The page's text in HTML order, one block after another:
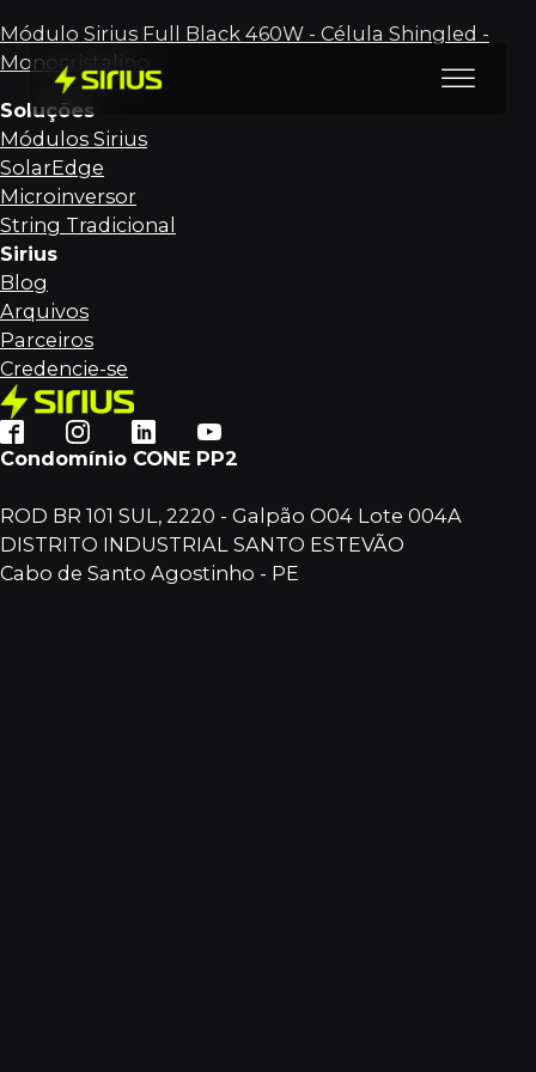
Módulo Sirius Full Black 460W - Célula Shingled -
Monocristalino
Condomínio CONE PP2
ROD BR 101 SUL, 2220 - Galpão O04 Lote 004A
DISTRITO INDUSTRIAL SANTO ESTEVÃO
Cabo de Santo Agostinho - PE
Sirius
Blog
Arquivos
Parceiros
Credencie-se
Soluções
Módulos Sirius
SolarEdge
Microinversor
String Tradicional